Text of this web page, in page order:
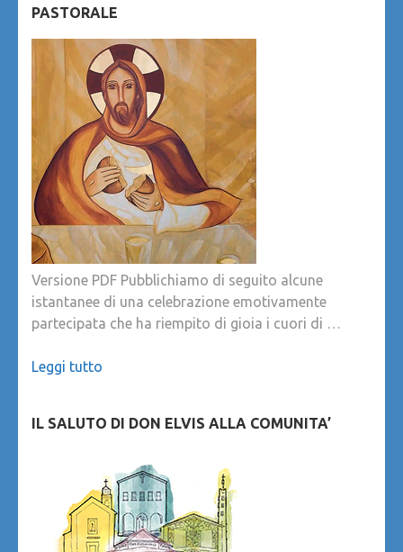
PASTORALE
Versione PDF Pubblichiamo di seguito alcune
istantanee di una celebrazione emotivamente
partecipata che ha riempito di gioia i cuori di …
Leggi tutto
IL SALUTO DI DON ELVIS ALLA COMUNITA’